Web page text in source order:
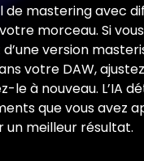
de mastering avec
morceau. Si
version
votre DAW,
le à nouveau. L’IA
que vous avez
un meilleur résultat.